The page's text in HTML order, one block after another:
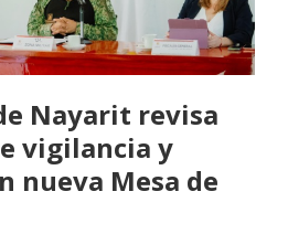
Nayarit revisa
vigilancia y
nueva Mesa de